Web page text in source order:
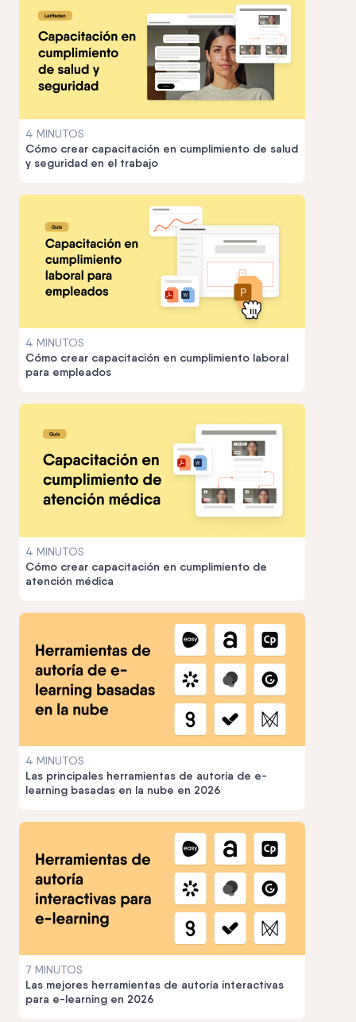
4 MINUTOS
Cómo crear capacitación en cumplimiento de salud
y seguridad en el trabajo
4 MINUTOS
Cómo crear capacitación en cumplimiento laboral
para empleados
4 MINUTOS
Cómo crear capacitación en cumplimiento de
atención médica
4 MINUTOS
Las principales herramientas de autoría de e-
learning basadas en la nube en 2026
7 MINUTOS
Las mejores herramientas de autoría interactivas
para e-learning en 2026